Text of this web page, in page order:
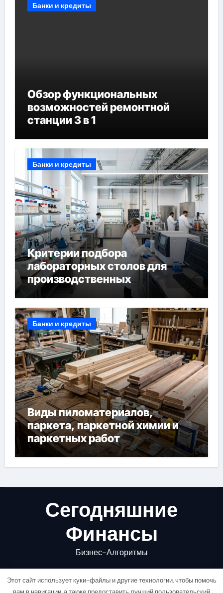
Банки и кредиты
Обзор функциональных
возможностей ремонтной
станции 3 в 1
Банки и кредиты
Критерии подбора
лабораторных столов для
производственных
лабораторий
Банки и кредиты
Виды пиломатериалов,
паркета, паркетной химии и
паркетных работ
Сегодняшние
Финансы
Бизнес-Алгоритмы
Этот сайт использует куки-файлы и другие технологии, чтобы помочь